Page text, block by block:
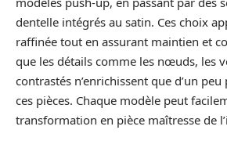
dentelle intégrés au satin. Ces choix
raffinée tout en assurant maintien et
que les détails comme les nœuds, les
contrastés n’enrichissent que d’un
ces pièces. Chaque modèle peut
transformation en pièce maîtresse de